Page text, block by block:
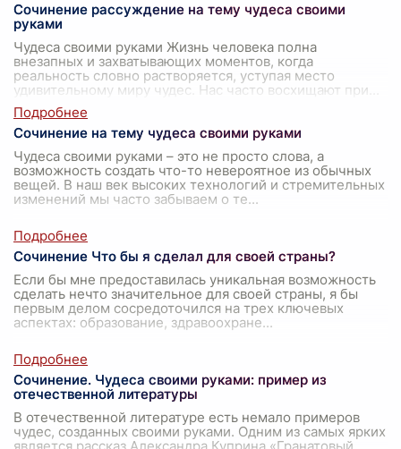
Сочинение рассуждение на тему чудеса своими
руками
Чудеса своими руками Жизнь человека полна
внезапных и захватывающих моментов, когда
реальность словно растворяется, уступая место
удивительному миру чудес. Нас часто восхищают при
Сочинение на тему чудеса своими руками
Чудеса своими руками – это не просто слова, а
возможность создать что-то невероятное из обычных
вещей. В наш век высоких технологий и стремительных
изменений мы часто забываем о те...
Сочинение Что бы я сделал для своей страны?
Если бы мне предоставилась уникальная возможность
сделать нечто значительное для своей страны, я бы
первым делом сосредоточился на трех ключевых
аспектах: образование, здравоохране...
Сочинение. Чудеса своими руками: пример из
отечественной литературы
В отечественной литературе есть немало примеров
чудес, созданных своими руками. Одним из самых ярких